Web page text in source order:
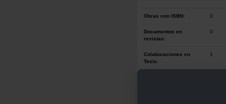
Obras con ISBN: 0
Documentos en
revistas:
0
Colaboraciones en
Tesis:
1